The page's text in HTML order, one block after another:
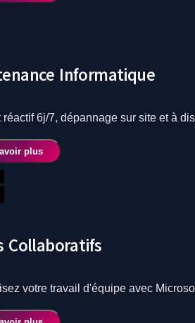
Informatique
réactif 6j/7, dépannage sur site et à
plus
Collaboratifs
votre travail d'équipe avec